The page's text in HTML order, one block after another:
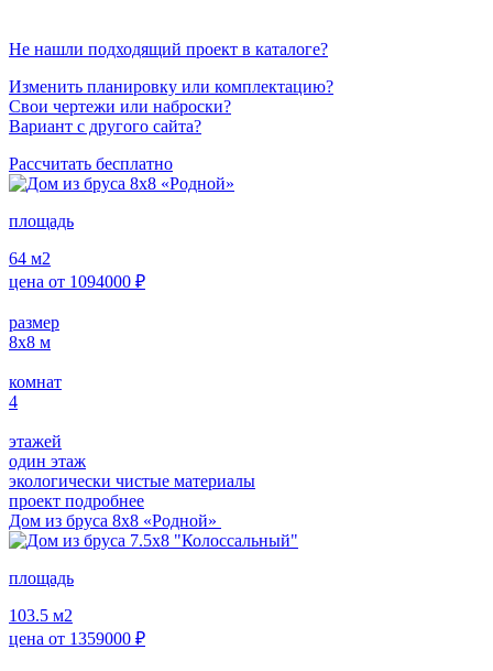
Не нашли подходящий проект в каталоге?
Изменить планировку или комплектацию?
Свои чертежи или наброски?
Вариант с другого сайта?
Рассчитать бесплатно
площадь
64 м2
цена от 1094000 ₽
размер
8х8 м
комнат
4
этажей
один этаж
экологически чистые материалы
проект подробнее
Дом из бруса 8х8 «Родной»
площадь
103.5 м2
цена от 1359000 ₽